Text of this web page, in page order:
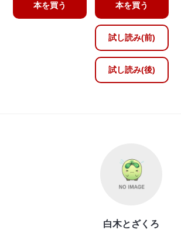
本を買う 本を買う
試し読み(前)
試し読み(後)
白木とざくろ